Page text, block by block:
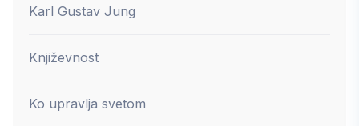
Karl Gustav Jung
Književnost
Ko upravlja svetom